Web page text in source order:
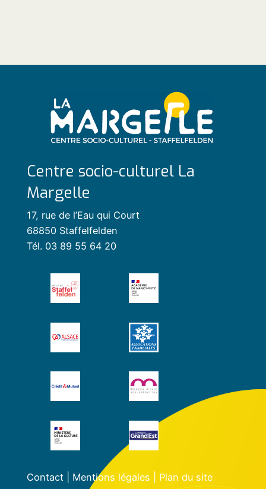
Centre socio-culturel La
Margelle
17, rue de l’Eau qui Court
68850 Staffelfelden
Tél. 03 89 55 64 20
Contact| Mentions légales Plan du site